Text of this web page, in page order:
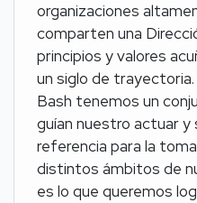
organizaciones
comparten una
principios y valores
un siglo de
Bash tenemos un
guían nuestro actuar y
referencia para la
distintos ámbitos de
es lo que queremos